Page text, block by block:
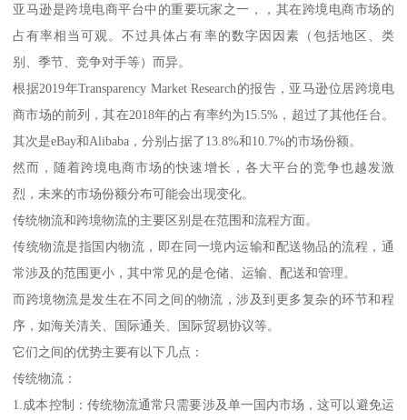
亚马逊是跨境电商平台中的重要玩家之一，，其在跨境电商市场的
占有率相当可观。不过具体占有率的数字因因素（包括地区、类
别、季节、竞争对手等）而异。
根据2019年Transparency Market Research的报告，亚马逊位居跨境电
商市场的前列，其在2018年的占有率约为15.5%，超过了其他任台。
其次是eBay和Alibaba，分别占据了13.8%和10.7%的市场份额。
然而，随着跨境电商市场的快速增长，各大平台的竞争也越发激
烈，未来的市场份额分布可能会出现变化。
传统物流和跨境物流的主要区别是在范围和流程方面。
传统物流是指国内物流，即在同一境内运输和配送物品的流程，通
常涉及的范围更小，其中常见的是仓储、运输、配送和管理。
而跨境物流是发生在不同之间的物流，涉及到更多复杂的环节和程
序，如海关清关、国际通关、国际贸易协议等。
它们之间的优势主要有以下几点：
传统物流：
1.成本控制：传统物流通常只需要涉及单一国内市场，这可以避免运